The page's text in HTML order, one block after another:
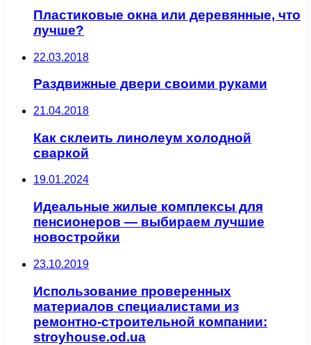
Пластиковые окна или деревянные, что
лучше?
22.03.2018
Раздвижные двери своими руками
21.04.2018
Как склеить линолеум холодной
сваркой
19.01.2024
Идеальные жилые комплексы для
пенсионеров — выбираем лучшие
новостройки
23.10.2019
Использование проверенных
материалов специалистами из
ремонтно-строительной компании:
stroyhouse.od.ua